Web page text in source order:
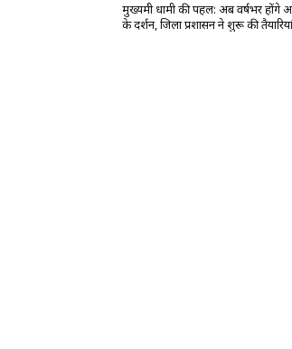
मुख्यमंत्री धामी की पहल: अब वर्षभर
के दर्शन, जिला प्रशासन ने शुरू की तैयारियां